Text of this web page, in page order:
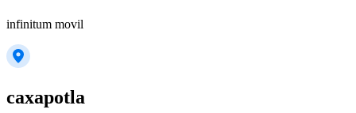
infinitum movil
caxapotla